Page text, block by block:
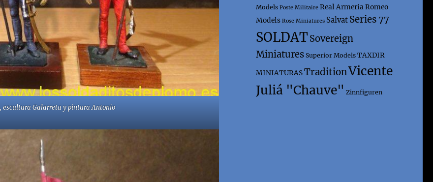
escultura Galarreta y pintura Antonio
Models Poste Militaire Real ArmeriaRomeo
Models Rose Miniatures Salvat Series 77
SOLDATSovereign
Miniatures Superior Models TAXDIR
MINIATURASTraditionVicente
Juliá "Chauve" Zinnfiguren